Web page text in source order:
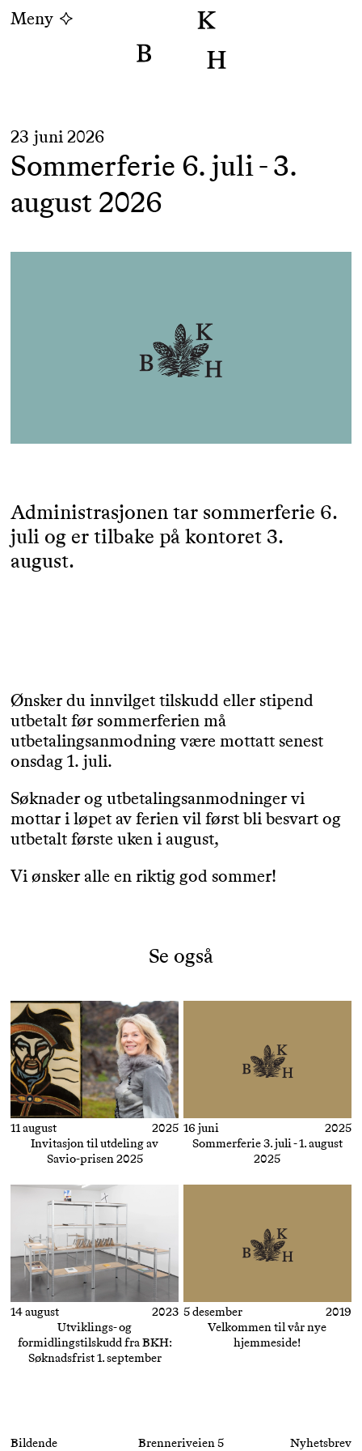
Meny
23 juni 2026
Sommerferie 6. juli - 3.
august 2026
Administrasjonen tar sommerferie 6.
juli og er tilbake på kontoret 3.
august.
Ønsker du innvilget tilskudd eller stipend
utbetalt før sommerferien må
utbetalingsanmodning være mottatt senest
onsdag 1. juli.
Søknader og utbetalingsanmodninger vi
mottar i løpet av ferien vil først bli besvart og
utbetalt første uken i august,
Vi ønsker alle en riktig god sommer!
Se også
11 august
2025
Invitasjon til utdeling av
Savio-prisen 2025
16 juni
2025
Sommerferie 3. juli - 1. august
2025
14 august
2023
Utviklings- og
formidlingstilskudd fra BKH:
Søknadsfrist 1. september
5 desember
2019
Velkommen til vår nye
hjemmeside!
Bildende Brenneriveien 5